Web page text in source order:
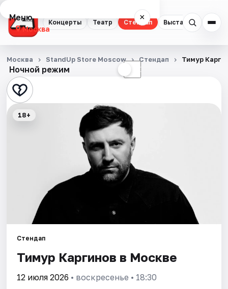
Концерты Театр Стендап Выставки
Меню ×
Москва
Концерты
Театр
Стендап
События
Города
Площадки
Ночной режим ☾
Москва StandUp Store Moscow Стендап Тимур
18+
Стендап
Тимур Каргинов в Москве
12 июля 2026 • воскресенье • 18:30